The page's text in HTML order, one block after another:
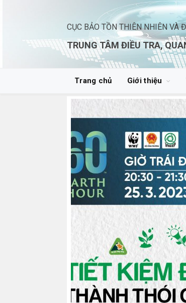
CỤC BẢO TỒN THIÊN NHIÊN VÀ
TRUNG TÂM ĐIỀU TRA,
Trang chủ Giới thiệu